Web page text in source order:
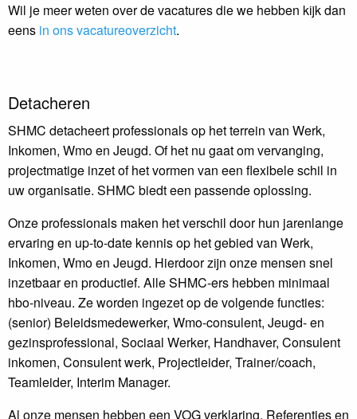
Wil je meer weten over de vacatures die we hebben kijk dan
eens in ons vacatureoverzicht.
Detacheren
SHMC detacheert professionals op het terrein van Werk,
Inkomen, Wmo en Jeugd. Of het nu gaat om vervanging,
projectmatige inzet of het vormen van een flexibele schil in
uw organisatie. SHMC biedt een passende oplossing.
Onze professionals maken het verschil door hun jarenlange
ervaring en up-to-date kennis op het gebied van Werk,
Inkomen, Wmo en Jeugd. Hierdoor zijn onze mensen snel
inzetbaar en productief. Alle SHMC-ers hebben minimaal
hbo-niveau. Ze worden ingezet op de volgende functies:
(senior) Beleidsmedewerker, Wmo-consulent, Jeugd- en
gezinsprofessional, Sociaal Werker, Handhaver, Consulent
inkomen, Consulent werk, Projectleider, Trainer/coach,
Teamleider, Interim Manager.
Al onze mensen hebben een VOG verklaring. Referenties en